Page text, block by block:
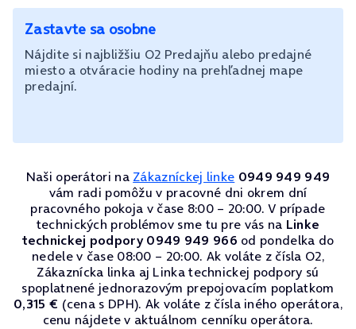
Zastavte sa osobne
Nájdite si najbližšiu O2 Predajňu alebo predajné
miesto a otváracie hodiny na prehľadnej mape
predajní.
Naši operátori na Zákazníckej linke 0949 949 949
vám radi pomôžu v pracovné dni okrem dní
pracovného pokoja v čase 8:00 – 20:00. V prípade
technických problémov sme tu pre vás na Linke
technickej podpory 0949 949 966 od pondelka do
nedele v čase 08:00 – 20:00. Ak voláte z čísla O2,
Zákaznícka linka aj Linka technickej podpory sú
spoplatnené jednorazovým prepojovacím poplatkom
0,315 € (cena s DPH). Ak voláte z čísla iného operátora,
cenu nájdete v aktuálnom cenníku operátora.